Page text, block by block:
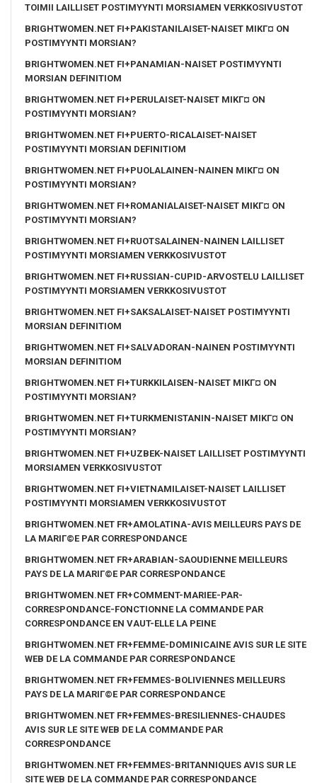
TOIMII LAILLISET POSTIMYYNTI MORSIAMEN VERKKOSIVUSTOT
BRIGHTWOMEN.NET FI+PAKISTANILAISET-NAISET MIKГ¤ ON
POSTIMYYNTI MORSIAN?
BRIGHTWOMEN.NET FI+PANAMIAN-NAISET POSTIMYYNTI
MORSIAN DEFINITIOM
BRIGHTWOMEN.NET FI+PERULAISET-NAISET MIKГ¤ ON
POSTIMYYNTI MORSIAN?
BRIGHTWOMEN.NET FI+PUERTO-RICALAISET-NAISET
POSTIMYYNTI MORSIAN DEFINITIOM
BRIGHTWOMEN.NET FI+PUOLALAINEN-NAINEN MIKГ¤ ON
POSTIMYYNTI MORSIAN?
BRIGHTWOMEN.NET FI+ROMANIALAISET-NAISET MIKГ¤ ON
POSTIMYYNTI MORSIAN?
BRIGHTWOMEN.NET FI+RUOTSALAINEN-NAINEN LAILLISET
POSTIMYYNTI MORSIAMEN VERKKOSIVUSTOT
BRIGHTWOMEN.NET FI+RUSSIAN-CUPID-ARVOSTELU LAILLISET
POSTIMYYNTI MORSIAMEN VERKKOSIVUSTOT
BRIGHTWOMEN.NET FI+SAKSALAISET-NAISET POSTIMYYNTI
MORSIAN DEFINITIOM
BRIGHTWOMEN.NET FI+SALVADORAN-NAINEN POSTIMYYNTI
MORSIAN DEFINITIOM
BRIGHTWOMEN.NET FI+TURKKILAISEN-NAISET MIKГ¤ ON
POSTIMYYNTI MORSIAN?
BRIGHTWOMEN.NET FI+TURKMENISTANIN-NAISET MIKГ¤ ON
POSTIMYYNTI MORSIAN?
BRIGHTWOMEN.NET FI+UZBEK-NAISET LAILLISET POSTIMYYNTI
MORSIAMEN VERKKOSIVUSTOT
BRIGHTWOMEN.NET FI+VIETNAMILAISET-NAISET LAILLISET
POSTIMYYNTI MORSIAMEN VERKKOSIVUSTOT
BRIGHTWOMEN.NET FR+AMOLATINA-AVIS MEILLEURS PAYS DE
LA MARIГ©E PAR CORRESPONDANCE
BRIGHTWOMEN.NET FR+ARABIAN-SAOUDIENNE MEILLEURS
PAYS DE LA MARIГ©E PAR CORRESPONDANCE
BRIGHTWOMEN.NET FR+COMMENT-MARIEE-PAR-
CORRESPONDANCE-FONCTIONNE LA COMMANDE PAR
CORRESPONDANCE EN VAUT-ELLE LA PEINE
BRIGHTWOMEN.NET FR+FEMME-DOMINICAINE AVIS SUR LE SITE
WEB DE LA COMMANDE PAR CORRESPONDANCE
BRIGHTWOMEN.NET FR+FEMMES-BOLIVIENNES MEILLEURS
PAYS DE LA MARIГ©E PAR CORRESPONDANCE
BRIGHTWOMEN.NET FR+FEMMES-BRESILIENNES-CHAUDES
AVIS SUR LE SITE WEB DE LA COMMANDE PAR
CORRESPONDANCE
BRIGHTWOMEN.NET FR+FEMMES-BRITANNIQUES AVIS SUR LE
SITE WEB DE LA COMMANDE PAR CORRESPONDANCE